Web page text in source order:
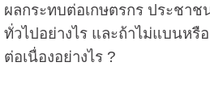
ผลกระทบต่อเกษตรกร ประชา
ทั่วไปอย่างไร และถ้าไม่แบนหรื
ต่อเนื่องอย่างไร ?